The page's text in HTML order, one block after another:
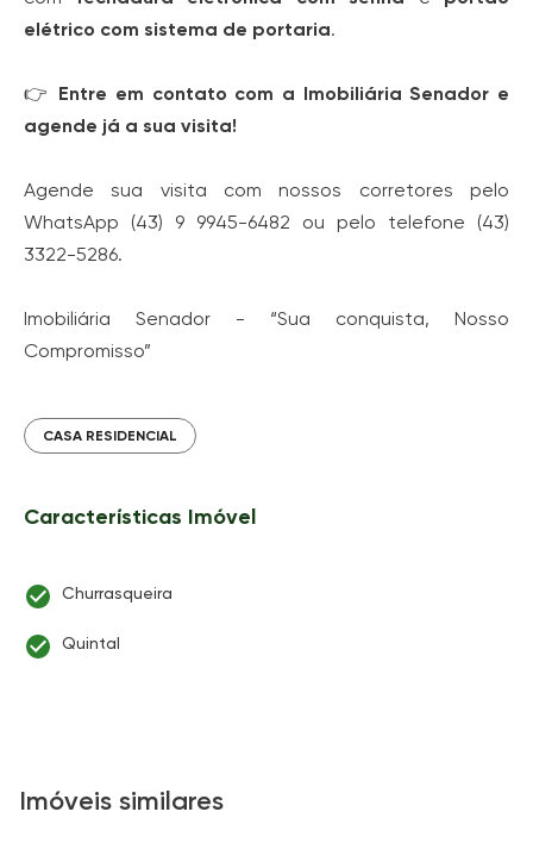
elétrico com sistema de portaria.
👉 Entre em contato com a Imobiliária Senador e
agende já a sua visita!
Agende sua visita com nossos corretores pelo
WhatsApp (43) 9 9945-6482 ou pelo telefone (43)
3322-5286.
Imobiliária Senador - “Sua conquista, Nosso
Compromisso”
CASA RESIDENCIAL
Características Imóvel
Churrasqueira
Quintal
Imóveis similares